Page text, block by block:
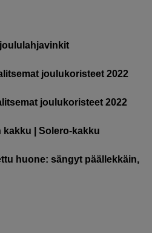
joulukoristeet 2022
joulukoristeet 2022
kakku | Solero-kakku
huone: sängyt päällekkäin,